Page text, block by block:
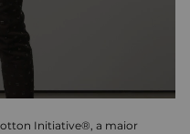
Initiative®, a maior